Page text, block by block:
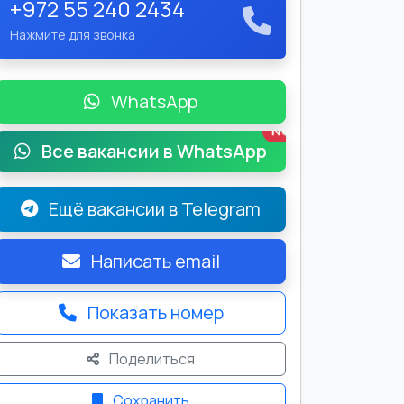
+972 55 240 2434
Нажмите для звонка
WhatsApp
Все вакансии в WhatsApp
New
Ещё вакансии в Telegram
Написать email
Показать номер
Поделиться